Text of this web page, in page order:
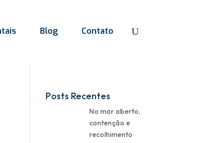
Blog Contato
Posts Recentes
No mar aberto,
contenção e
recolhimento